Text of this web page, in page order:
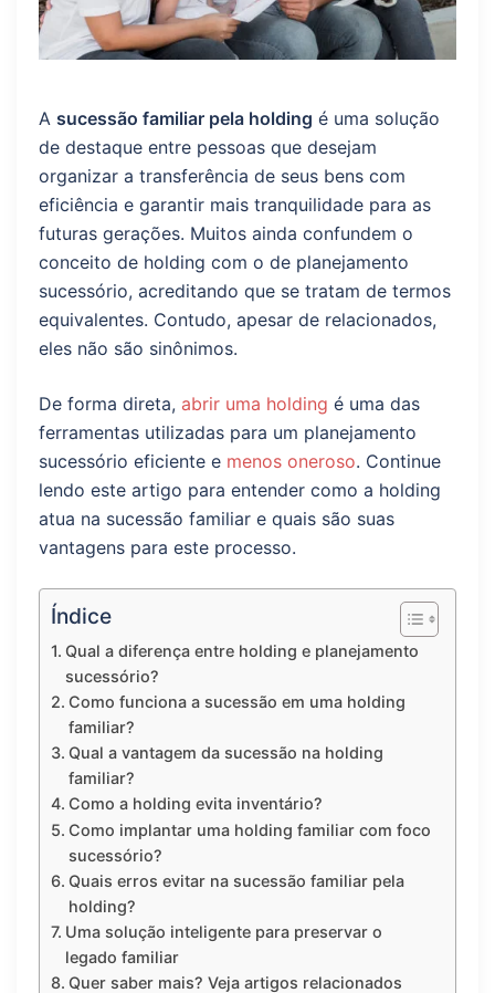
A sucessão familiar pela holding é uma solução
de destaque entre pessoas que desejam
organizar a transferência de seus bens com
eficiência e garantir mais tranquilidade para as
futuras gerações. Muitos ainda confundem o
conceito de holding com o de planejamento
sucessório, acreditando que se tratam de termos
equivalentes. Contudo, apesar de relacionados,
eles não são sinônimos.
De forma direta, abrir uma holding é uma das
ferramentas utilizadas para um planejamento
sucessório eficiente e menos oneroso. Continue
lendo este artigo para entender como a holding
atua na sucessão familiar e quais são suas
vantagens para este processo.
Índice
Qual a diferença entre holding e planejamento
sucessório?
Como funciona a sucessão em uma holding
familiar?
Qual a vantagem da sucessão na holding
familiar?
Como a holding evita inventário?
Como implantar uma holding familiar com foco
sucessório?
Quais erros evitar na sucessão familiar pela
holding?
Uma solução inteligente para preservar o
legado familiar
Quer saber mais? Veja artigos relacionados